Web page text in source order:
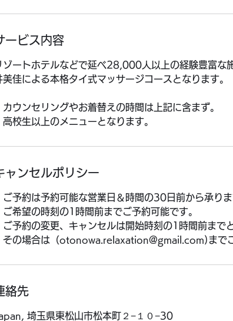
ービス内容
ゾートホテルなどで延べ28,000人以上の経験豊富な
美佳による本格タイ式マッサージコースとなります。
カウンセリングやお着替えの時間は上記に含まず。
高校生以上のメニューとなります。
ャンセルポリシー
ご予約は予約可能な営業日＆時間の30日前から承りま
ご希望の時刻の1時間前までご予約可能です。
ご予約の変更、キャンセルは開始時刻の1時間前まで
の場合は（otonowa.relaxation@gmail.com)までご
絡先
埼玉県東松山市松本町２−１０−30